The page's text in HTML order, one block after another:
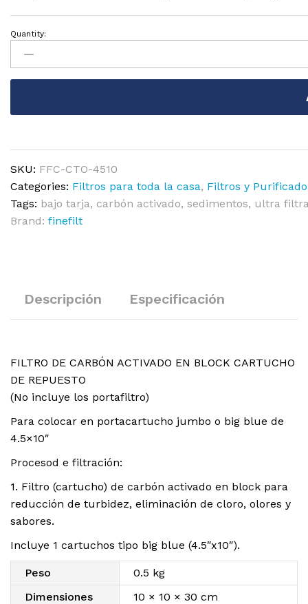
Quantity:
SKU: FFC-CTO-4510
Categories: Filtros para toda la casa, Filtros y
Tags: bajo tarja, carbón activado, sedimentos, ultra
Brand: finefilt
Descripción Especificación
FILTRO DE CARBÓN ACTIVADO EN BLOCK CARTUCHO
DE REPUESTO
(No incluye los portafiltro)
Para colocar en portacartucho jumbo o big blue de
4.5×10″
Procesod e filtración:
1. Filtro (cartucho) de carbón activado en block para
reducción de turbidez, eliminación de cloro, olores y
sabores.
Incluye 1 cartuchos tipo big blue (4.5″x10″).
Peso
0.5 kg
Dimensiones
10 × 10 × 30 cm